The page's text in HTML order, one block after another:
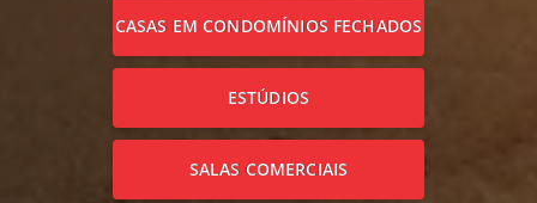
CASAS EM CONDOMÍNIOS FECHADOS
ESTÚDIOS
SALAS COMERCIAIS